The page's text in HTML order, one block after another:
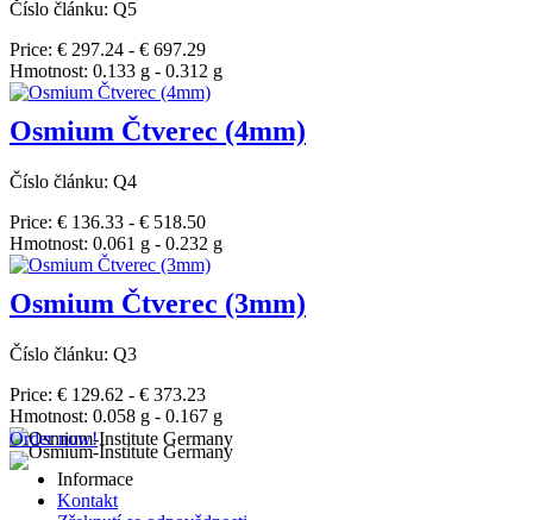
Číslo článku: Q5
Price: € 297.24 - € 697.29
Hmotnost: 0.133 g - 0.312 g
Osmium Čtverec (4mm)
Číslo článku: Q4
Price: € 136.33 - € 518.50
Hmotnost: 0.061 g - 0.232 g
Osmium Čtverec (3mm)
Číslo článku: Q3
Price: € 129.62 - € 373.23
Hmotnost: 0.058 g - 0.167 g
Order now!
Informace
Kontakt